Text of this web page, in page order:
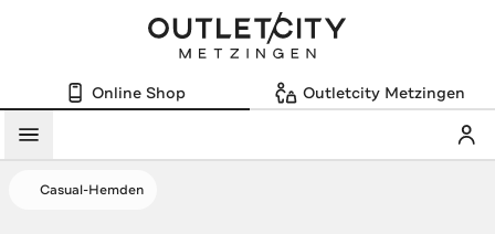
Online Shop Outletcity Metzingen
Menü
Casual-Hemden